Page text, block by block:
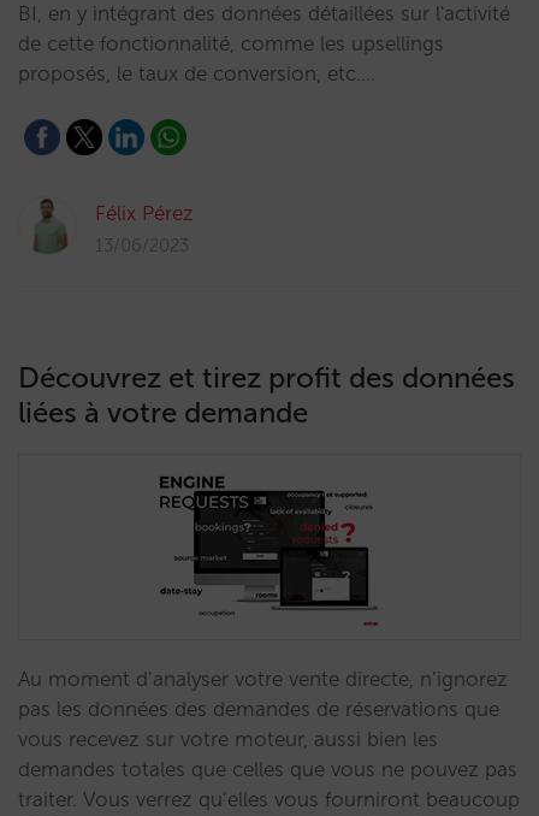
BI, en y intégrant des données détaillées sur l'activité
de cette fonctionnalité, comme les upsellings
proposés, le taux de conversion, etc.…
Félix Pérez
13/06/2023
Découvrez et tirez profit des données
liées à votre demande
Au moment d’analyser votre vente directe, n’ignorez
pas les données des demandes de réservations que
vous recevez sur votre moteur, aussi bien les
demandes totales que celles que vous ne pouvez pas
traiter. Vous verrez qu’elles vous fourniront beaucoup